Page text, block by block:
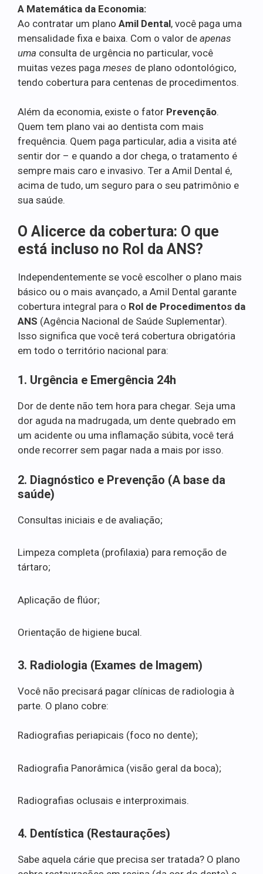
A Matemática da Economia:
Ao contratar um plano Amil Dental, você paga uma
mensalidade fixa e baixa. Com o valor de apenas
uma consulta de urgência no particular, você
muitas vezes paga meses de plano odontológico,
tendo cobertura para centenas de procedimentos.
Além da economia, existe o fator Prevenção.
Quem tem plano vai ao dentista com mais
frequência. Quem paga particular, adia a visita até
sentir dor – e quando a dor chega, o tratamento é
sempre mais caro e invasivo. Ter a Amil Dental é,
acima de tudo, um seguro para o seu patrimônio e
sua saúde.
O Alicerce da cobertura: O que
está incluso no Rol da ANS?
Independentemente se você escolher o plano mais
básico ou o mais avançado, a Amil Dental garante
cobertura integral para o Rol de Procedimentos da
ANS (Agência Nacional de Saúde Suplementar).
Isso significa que você terá cobertura obrigatória
em todo o território nacional para:
1. Urgência e Emergência 24h
Dor de dente não tem hora para chegar. Seja uma
dor aguda na madrugada, um dente quebrado em
um acidente ou uma inflamação súbita, você terá
onde recorrer sem pagar nada a mais por isso.
2. Diagnóstico e Prevenção (A base da
saúde)
Consultas iniciais e de avaliação;
Limpeza completa (profilaxia) para remoção de
tártaro;
Aplicação de flúor;
Orientação de higiene bucal.
3. Radiologia (Exames de Imagem)
Você não precisará pagar clínicas de radiologia à
parte. O plano cobre:
Radiografias periapicais (foco no dente);
Radiografia Panorâmica (visão geral da boca);
Radiografias oclusais e interproximais.
4. Dentística (Restaurações)
Sabe aquela cárie que precisa ser tratada? O plano